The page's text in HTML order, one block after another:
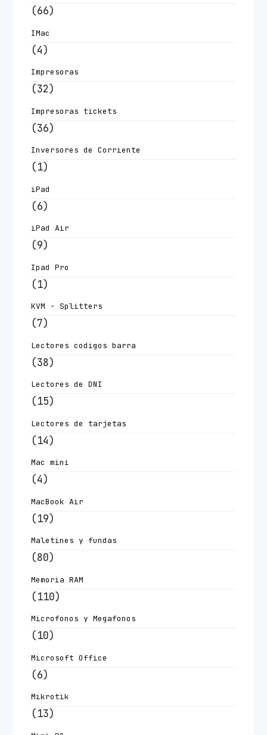
(66)
IMac
(4)
Impresoras
(32)
Impresoras tickets
(36)
Inversores de Corriente
(1)
iPad
(6)
iPad Air
(9)
Ipad Pro
(1)
KVM - Splitters
(7)
Lectores codigos barra
(38)
Lectores de DNI
(15)
Lectores de tarjetas
(14)
Mac mini
(4)
MacBook Air
(19)
Maletines y fundas
(80)
Memoria RAM
(110)
Microfonos y Megafonos
(10)
Microsoft Office
(6)
Mikrotik
(13)